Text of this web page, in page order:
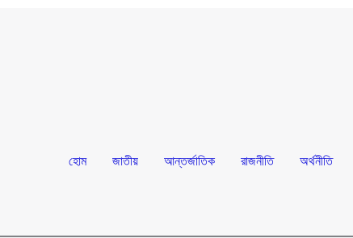
হোম জাতীয় আন্তর্জাতিক রাজনীতি অর্থনীতি